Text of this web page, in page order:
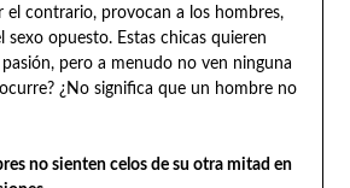
el contrario, provocan a los hombres,
sexo opuesto. Estas chicas quieren
pero a menudo no ven ninguna
¿No significa que un hombre no
no sienten celos de su otra mitad en